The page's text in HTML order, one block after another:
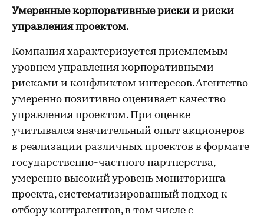
Умеренные корпоративные риски и риски
управления проектом.
Компания характеризуется приемлемым
уровнем управления корпоративными
рисками и конфликтом интересов. Агентство
умеренно позитивно оценивает качество
управления проектом. При оценке
учитывался значительный опыт акционеров
в реализации различных проектов в формате
государственно-частного партнерства,
умеренно высокий уровень мониторинга
проекта, систематизированный подход к
отбору контрагентов, в том числе с